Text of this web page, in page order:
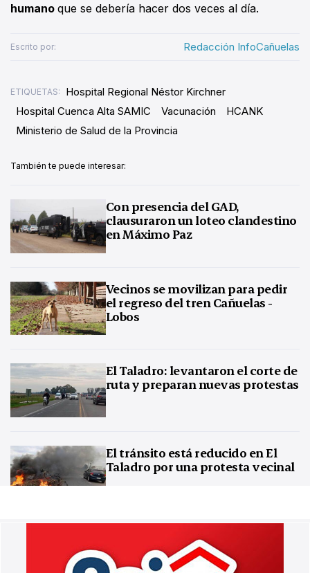
humano que se debería hacer dos veces al día.
Escrito por: Redacción InfoCañuelas
ETIQUETAS:
Hospital Regional Néstor Kirchner
Hospital Cuenca Alta SAMIC
Vacunación
HCANK
Ministerio de Salud de la Provincia
También te puede interesar:
Con presencia del GAD,
clausuraron un loteo clandestino
en Máximo Paz
Vecinos se movilizan para pedir
el regreso del tren Cañuelas -
Lobos
El Taladro: levantaron el corte de
ruta y preparan nuevas protestas
El tránsito está reducido en El
Taladro por una protesta vecinal